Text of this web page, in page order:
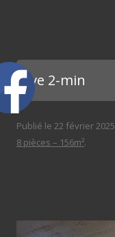
cave 2-min
Publié le 22 février 2025
8 pièces – 156m².